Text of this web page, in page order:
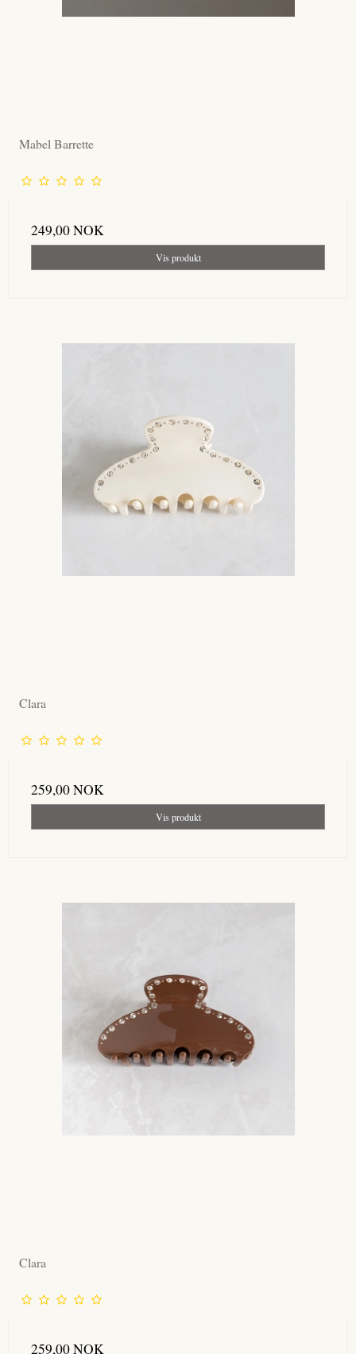
Mabel Barrette
249,00 NOK
Vis produkt
Clara
259,00 NOK
Vis produkt
Clara
259,00 NOK